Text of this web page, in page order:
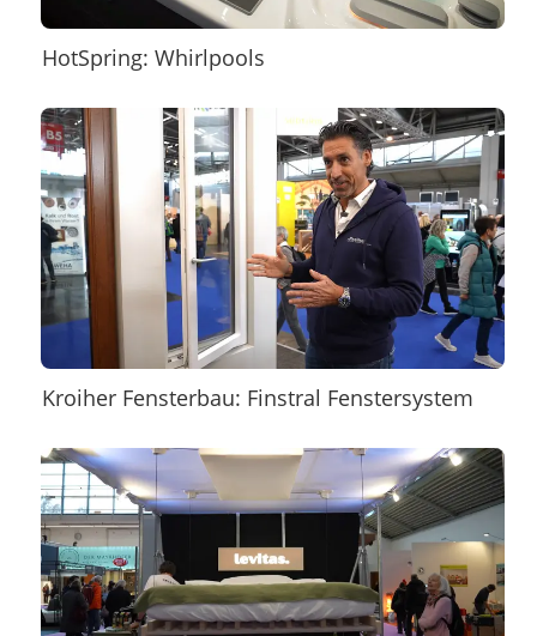
HotSpring: Whirlpools
Kroiher Fensterbau: Finstral Fenstersystem